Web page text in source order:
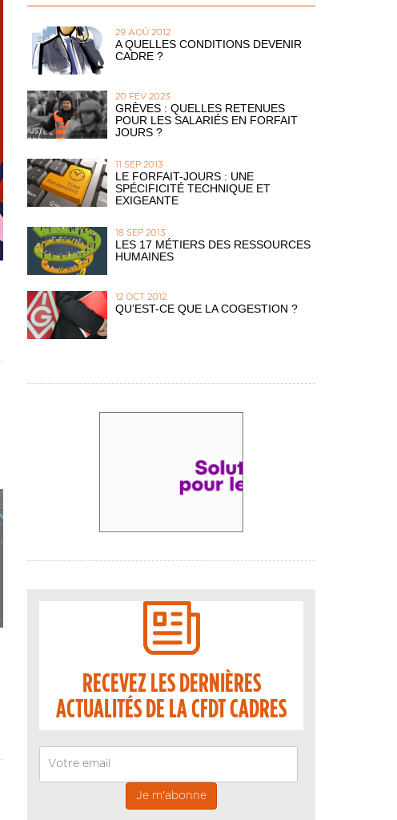
29 AOÛ 2012
A QUELLES CONDITIONS DEVENIR
CADRE ?
20 FÉV 2023
GRÈVES : QUELLES RETENUES
POUR LES SALARIÉS EN FORFAIT
JOURS ?
11 SEP 2013
LE FORFAIT-JOURS : UNE
SPÉCIFICITÉ TECHNIQUE ET
EXIGEANTE
18 SEP 2013
LES 17 MÉTIERS DES RESSOURCES
HUMAINES
12 OCT 2012
QU’EST-CE QUE LA COGESTION ?
RECEVEZ LES DERNIÈRES
ACTUALITÉS DE LA CFDT CADRES